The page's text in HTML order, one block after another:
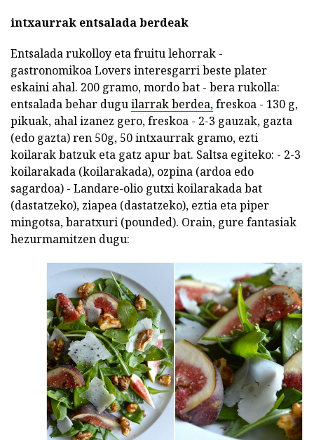
intxaurrak entsalada berdeak
Entsalada rukolloy eta fruitu lehorrak -
gastronomikoa Lovers interesgarri beste plater
eskaini ahal. 200 gramo, mordo bat - bera rukolla:
entsalada behar duguilarrak berdea,freskoa - 130 g,
pikuak, ahal izanez gero, freskoa - 2-3 gauzak, gazta
(edo gazta) ren 50g, 50 intxaurrak gramo, ezti
koilarak batzuk eta gatz apur bat. Saltsa egiteko: - 2-3
koilarakada (koilarakada), ozpina (ardoa edo
sagardoa) - Landare-olio gutxi koilarakada bat
(dastatzeko), ziapea (dastatzeko), eztia eta piper
mingotsa, baratxuri (pounded). Orain, gure fantasiak
hezurmamitzen dugu: